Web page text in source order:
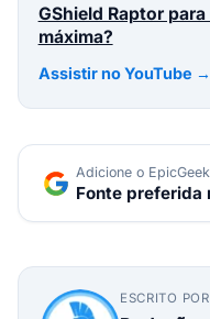
GShield Raptor
máxima?
Assistir no YouTube →
Adicione o
Fonte preferida
ESCRITO POR